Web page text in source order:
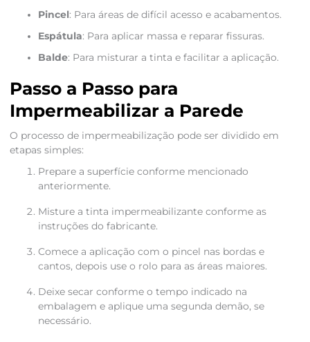
Pincel: Para áreas de difícil acesso e acabamentos.
Espátula: Para aplicar massa e reparar fissuras.
Balde: Para misturar a tinta e facilitar a aplicação.
Passo a Passo para
Impermeabilizar a Parede
O processo de impermeabilização pode ser dividido em
etapas simples:
Prepare a superfície conforme mencionado
anteriormente.
Misture a tinta impermeabilizante conforme as
instruções do fabricante.
Comece a aplicação com o pincel nas bordas e
cantos, depois use o rolo para as áreas maiores.
Deixe secar conforme o tempo indicado na
embalagem e aplique uma segunda demão, se
necessário.